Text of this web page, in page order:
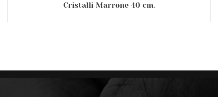
Cristalli Marrone 40 cm.